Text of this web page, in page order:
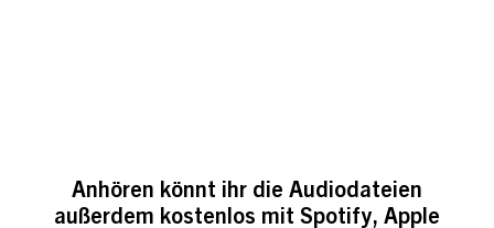
Anhören könnt ihr die Audiodateien
außerdem kostenlos mit Spotify, Apple